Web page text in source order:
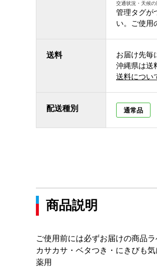
交通状況・天候
管理タグが
い。ご使用
送料 お届け先毎
沖縄県は送
送料につい
配送種別 通常品
商品説明
ご使用前には必ずお届けの商品
カサカサ・ベタつき・にきびも
薬用